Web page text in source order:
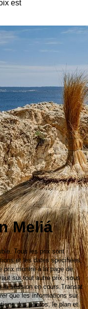
est
Meliá
Tous les prix sont
et les dates spécifiées,
prix montré à la page de
sur tout autre prix, sous
la session en cours.Transat
que les informations sur
les photos, le plan et